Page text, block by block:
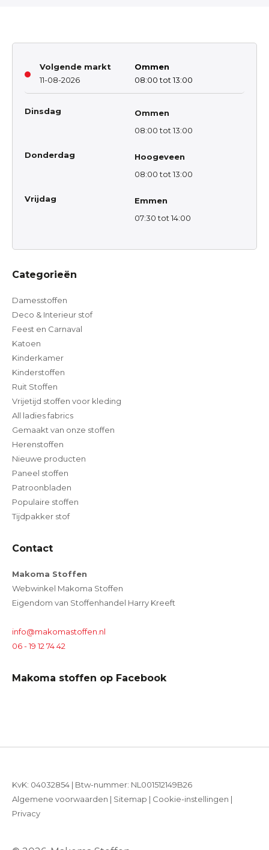
Volgende markt
11-08-2026
Ommen
08:00 tot 13:00
Dinsdag
Ommen
08:00 tot 13:00
Donderdag
Hoogeveen
08:00 tot 13:00
Vrijdag
Emmen
07:30 tot 14:00
Categorieën
Damesstoffen
Deco & Interieur stof
Feest en Carnaval
Katoen
Kinderkamer
Kinderstoffen
Ruit Stoffen
Vrijetijd stoffen voor kleding
All ladies fabrics
Gemaakt van onze stoffen
Herenstoffen
Nieuwe producten
Paneel stoffen
Patroonbladen
Populaire stoffen
Tijdpakker stof
Contact
Makoma Stoffen
Webwinkel Makoma Stoffen
Eigendom van Stoffenhandel Harry Kreeft
info@makomastoffen.nl
06 - 19 12 74 42
Makoma stoffen op Facebook
KvK: 04032854 | Btw-nummer: NL001512149B26
Algemene voorwaarden | Sitemap | Cookie-instellingen |
Privacy